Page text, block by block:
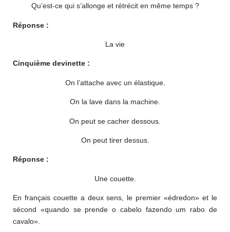
Qu’est-ce qui s’allonge et rétrécit en même temps ?
Réponse :
La vie
Cinquième devinette :
On l’attache avec un élastique.
On la lave dans la machine.
On peut se cacher dessous.
On peut tirer dessus.
Réponse :
Une couette.
En français couette a deux sens, le premier «édredon» et le
sécond «quando se prende o cabelo fazendo um rabo de
cavalo».